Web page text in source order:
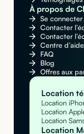
À propos de
Se connecter
Contacter
Contacter
Centre d’aide
FAQ
Blog
Offres aux
Location
Location
Location
Location
Location